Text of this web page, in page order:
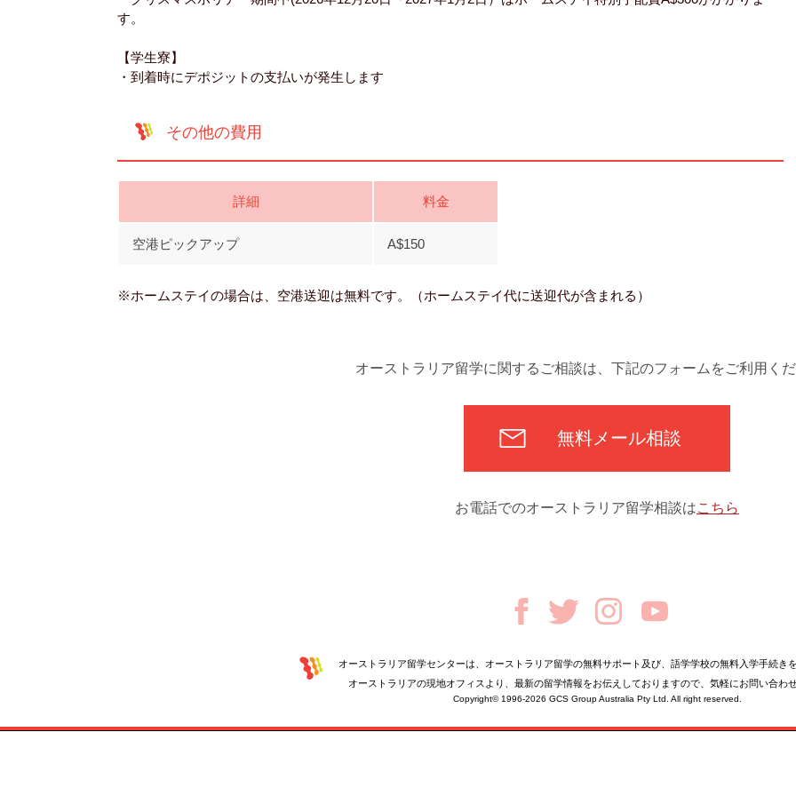
す。
【学生寮】
・到着時にデポジットの支払いが発生します
その他の費用
詳細 料金
空港ピックアップ A$150
※ホームステイの場合は、空港送迎は無料です。（ホームステイ代に送迎代が含まれる）
オーストラリア留学に関するご相談は、下記のフォームをご利用く
無料メール相談
お電話でのオーストラリア留学相談はこちら
オーストラリア留学センターは、オーストラリア留学の無料サポート及び、語学学校の無料入学手続き
オーストラリアの現地オフィスより、最新の留学情報をお伝えしておりますので、気軽にお問い合わ
Copyright© 1996-2026 GCS Group Australia Pty Ltd. All right reserved.